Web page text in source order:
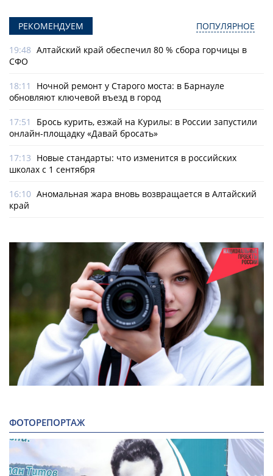
РЕКОМЕНДУЕМ ПОПУЛЯРНОЕ
19:48 Алтайский край обеспечил 80 % сбора горчицы в
СФО
18:11
Ночной ремонт у Старого моста: в Барнауле
обновляют ключевой въезд в город
17:51
Брось курить, езжай на Курилы: в России запустили
онлайн-­площадку «Давай бросать»
17:13 Новые стандарты: что изменится в российских
школах с 1 сентября
16:10 Аномальная жара вновь возвращается в Алтайский
край
ФОТОРЕПОРТАЖ